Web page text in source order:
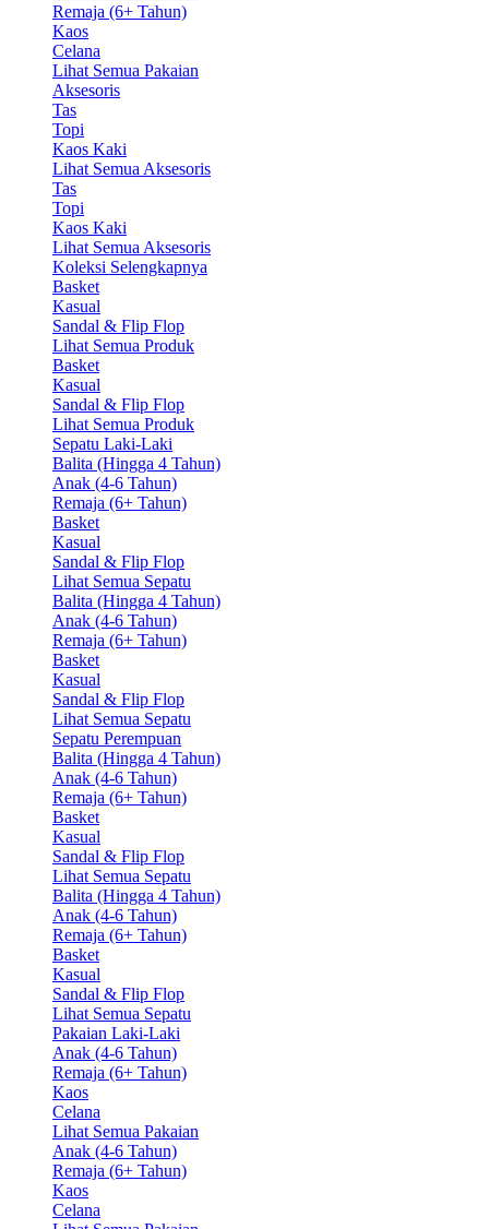
Remaja (6+ Tahun)
Kaos
Celana
Lihat Semua Pakaian
Aksesoris
Tas
Topi
Kaos Kaki
Lihat Semua Aksesoris
Tas
Topi
Kaos Kaki
Lihat Semua Aksesoris
Koleksi Selengkapnya
Basket
Kasual
Sandal & Flip Flop
Lihat Semua Produk
Basket
Kasual
Sandal & Flip Flop
Lihat Semua Produk
Sepatu Laki-Laki
Balita (Hingga 4 Tahun)
Anak (4-6 Tahun)
Remaja (6+ Tahun)
Basket
Kasual
Sandal & Flip Flop
Lihat Semua Sepatu
Balita (Hingga 4 Tahun)
Anak (4-6 Tahun)
Remaja (6+ Tahun)
Basket
Kasual
Sandal & Flip Flop
Lihat Semua Sepatu
Sepatu Perempuan
Balita (Hingga 4 Tahun)
Anak (4-6 Tahun)
Remaja (6+ Tahun)
Basket
Kasual
Sandal & Flip Flop
Lihat Semua Sepatu
Balita (Hingga 4 Tahun)
Anak (4-6 Tahun)
Remaja (6+ Tahun)
Basket
Kasual
Sandal & Flip Flop
Lihat Semua Sepatu
Pakaian Laki-Laki
Anak (4-6 Tahun)
Remaja (6+ Tahun)
Kaos
Celana
Lihat Semua Pakaian
Anak (4-6 Tahun)
Remaja (6+ Tahun)
Kaos
Celana